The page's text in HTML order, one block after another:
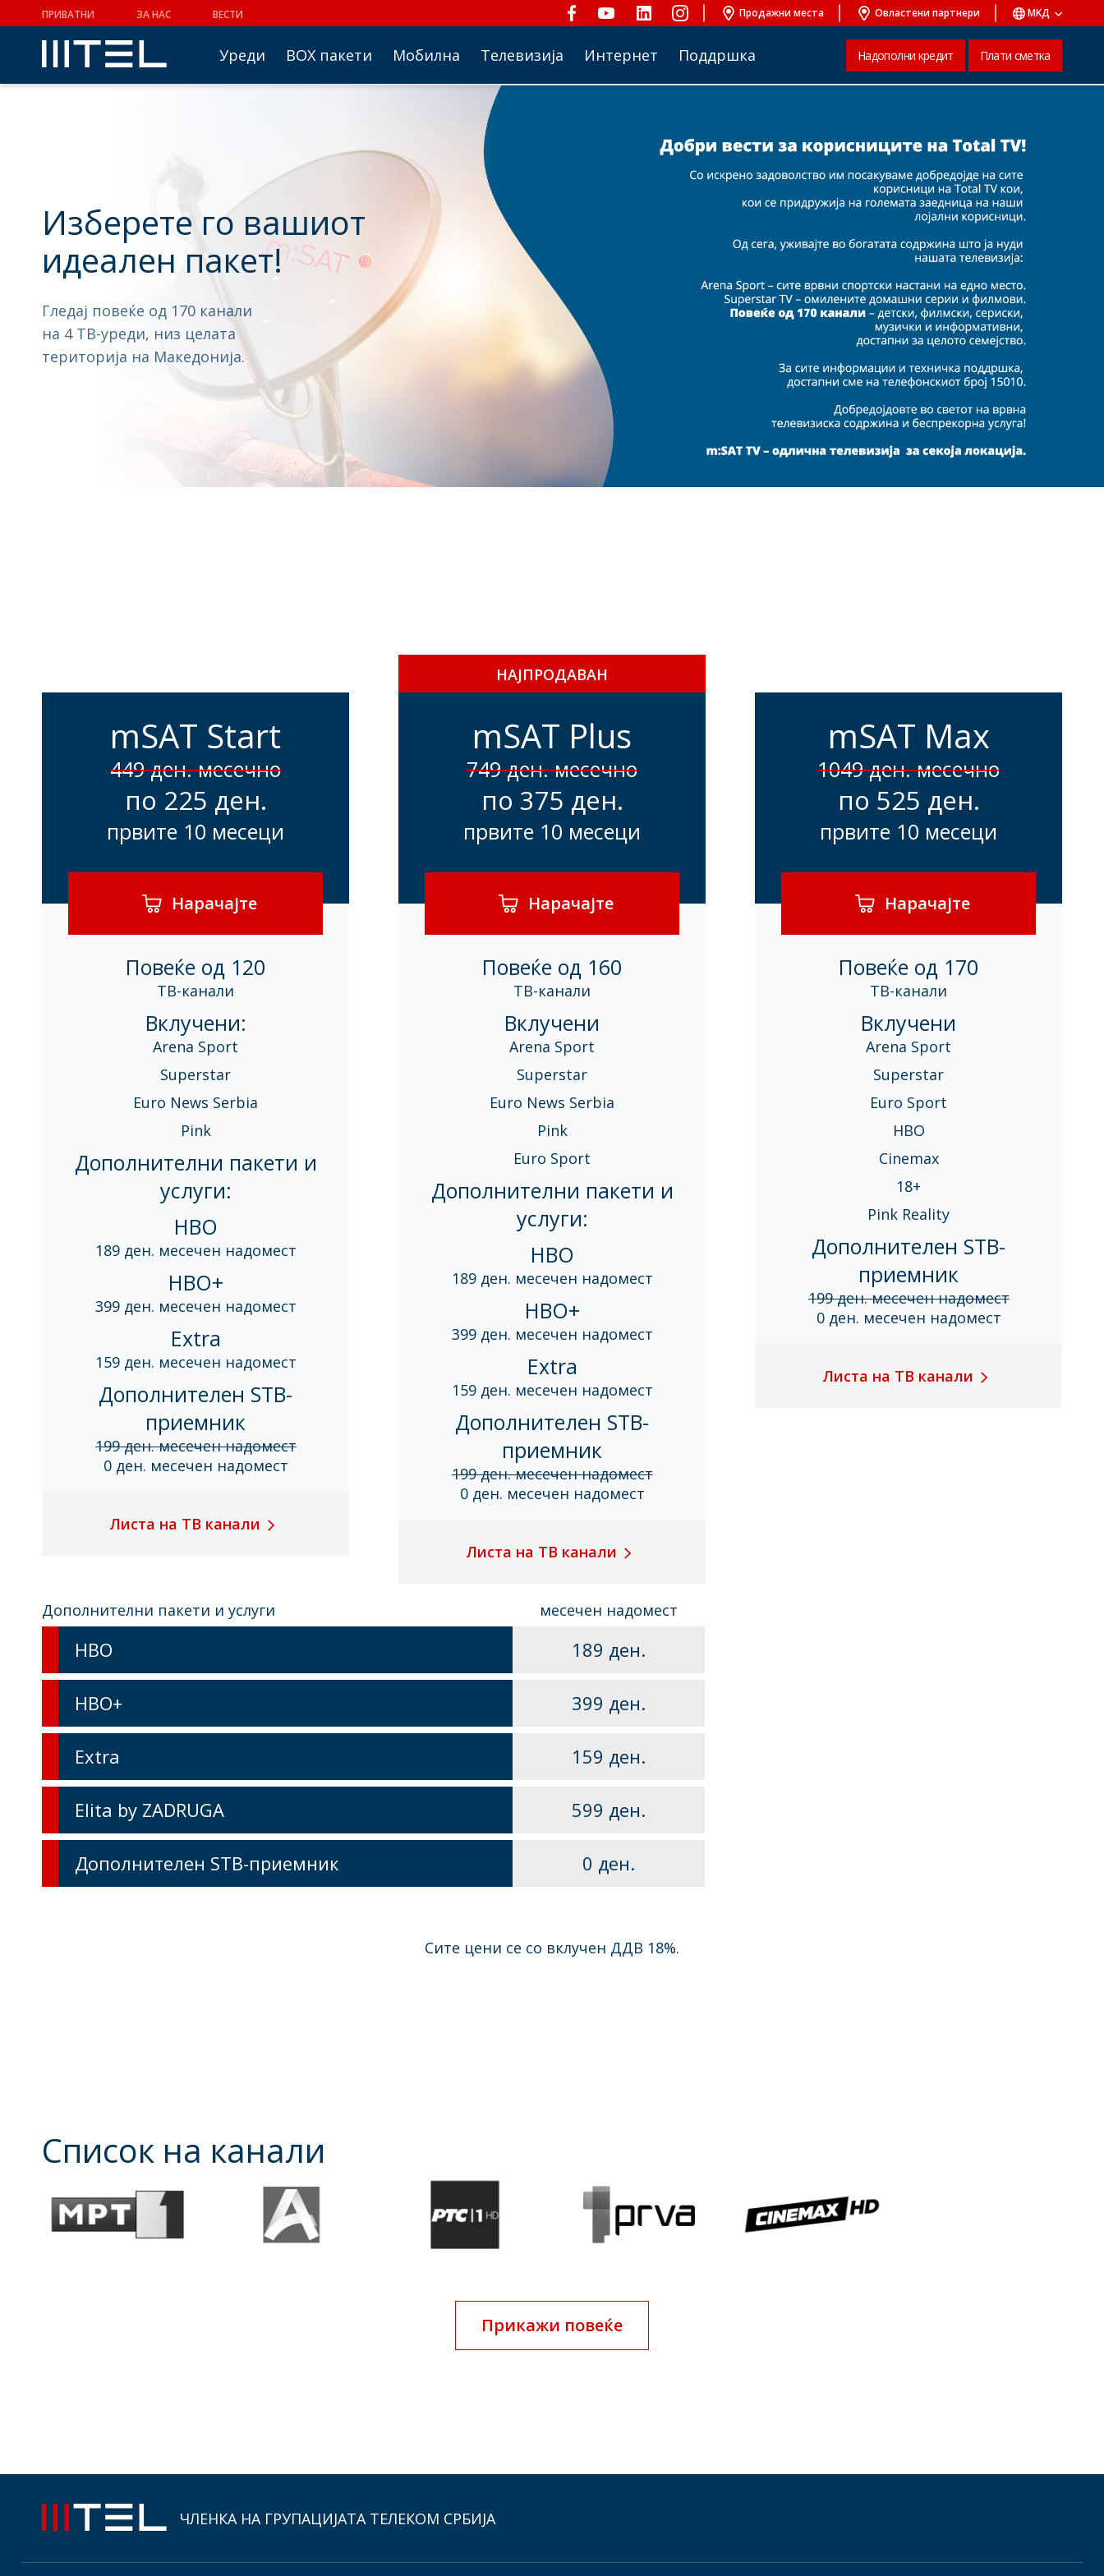
ПРИВАТНИ ЗА НАС ВЕСТИ Продажни места Овластени партнери MKД
Уреди BOX пакети Мобилна Телевизија Интернет Поддршка Надополни кредит Плати сметка
Изберете го вашиот
идеален пакет!
Гледај повеќе од 170 канали
на 4 ТВ-уреди, низ целата
територија на Македонија.
mSAT Start
449 ден. месечно
по 225 ден.
првите 10 месеци
Нарачајте
Повеќе од 120
ТВ-канали
Вклучени:
Arena Sport
Superstar
Euro News Serbia
Pink
Дополнителни пакети и
услуги:
HBO
189 ден. месечен надомест
HBO+
399 ден. месечен надомест
Extra
159 ден. месечен надомест
Дополнителен STB-
приемник
199 ден. месечен надомест
0 ден. месечен надомест
Листа на ТВ канали
НАЈПРОДАВАН
mSAT Plus
749 ден. месечно
по 375 ден.
првите 10 месеци
Нарачајте
Повеќе од 160
ТВ-канали
Вклучени
Arena Sport
Superstar
Euro News Serbia
Pink
Euro Sport
Дополнителни пакети и
услуги:
HBO
189 ден. месечен надомест
HBO+
399 ден. месечен надомест
Extra
159 ден. месечен надомест
Дополнителен STB-
приемник
199 ден. месечен надомест
0 ден. месечен надомест
Листа на ТВ канали
mSAT Max
1049 ден. месечно
по 525 ден.
првите 10 месеци
Нарачајте
Повеќе од 170
ТВ-канали
Вклучени
Arena Sport
Superstar
Euro Sport
HBO
Cinemax
18+
Pink Reality
Дополнителен STB-
приемник
199 ден. месечен надомест
0 ден. месечен надомест
Листа на ТВ канали
Дополнителни пакети и услуги месечен надомест
HBO 189 ден.
HBO+ 399 ден.
Extra 159 ден.
Elita by ZADRUGA 599 ден.
Дополнителен STB-приемник 0 ден.
Сите цени се со вклучен ДДВ 18%.
Список на канали
Прикажи повеќе
ЧЛЕНКА НА ГРУПАЦИЈАТА ТЕЛЕКОМ СРБИЈА